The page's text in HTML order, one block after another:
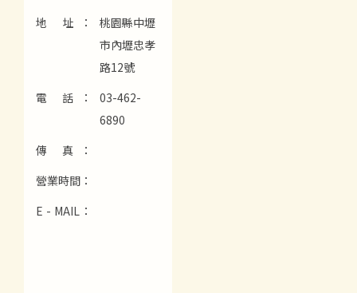
地 址：
桃園縣中壢
市內壢忠孝
路12號
電 話：
03-462-
6890
傳 真：
營業時間：
E - MAIL：